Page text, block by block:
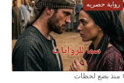
رواية حصريه
منذ بضع لحظات